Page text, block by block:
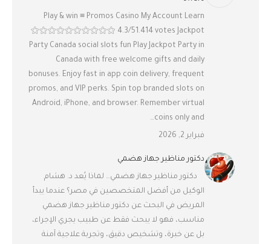
Play & win ≡ Promos Casino My Account Learn
⚝⚝⚝⚝⚝⚝⚝⚝⚝⚝ 4.3/51.414 votes Jackpot
Party Canada social slots fun Play Jackpot Party in
Canada with free welcome gifts and daily
bonuses. Enjoy fast in app coin delivery, frequent
promos, and VIP perks. Spin top branded slots on
Android, iPhone, and browser. Remember virtual
coins only and…
فبراير 2, 2026
دكتور مناظير جهاز هضمي
دكتور مناظير جهاز هضمي… لماذا يُعد د. هشام
الوكيل من أفضل المتخصصين في مصر؟ عندما يبدأ
المريض في البحث عن دكتور مناظير جهاز هضمي
مناسب، فهو لا يبحث فقط عن طبيب يجري الإجراء،
بل عن خبرة، وتشخيص دقيق، وتجربة علاجية آمنة